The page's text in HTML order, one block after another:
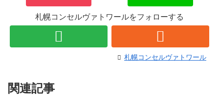
札幌コンセルヴァトワールをフォローする
札幌コンセルヴァトワール
関連記事